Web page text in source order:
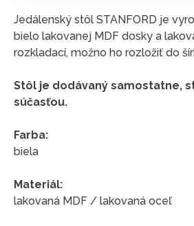
Jedálenský stôl STANFORD je
bielo lakovanej MDF dosky a
rozkladací, možno ho rozložiť do
Stôl je dodávaný samostatne,
súčasťou.
Farba:
biela
Materiál:
lakovaná MDF / lakovaná oceľ